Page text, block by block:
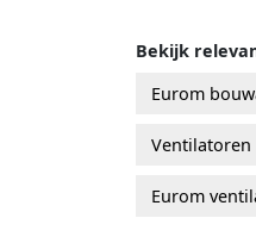
Bekijk
Eurom
Ventilatoren
Eurom